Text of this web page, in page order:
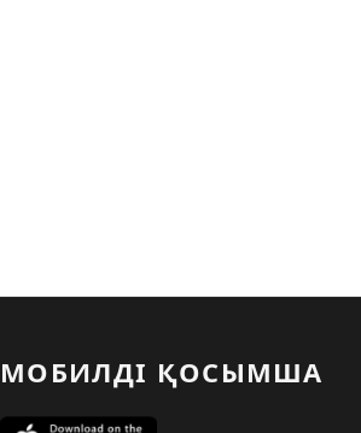
МОБИЛДІ ҚОСЫМША